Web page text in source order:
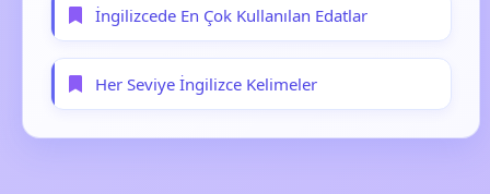
İngilizcede En Çok Kullanılan Edatlar
Her Seviye İngilizce Kelimeler